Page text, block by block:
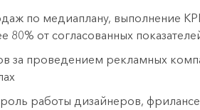
по медиаплану, выполнение
от согласованных
за проведением рекламных
работы дизайнеров,